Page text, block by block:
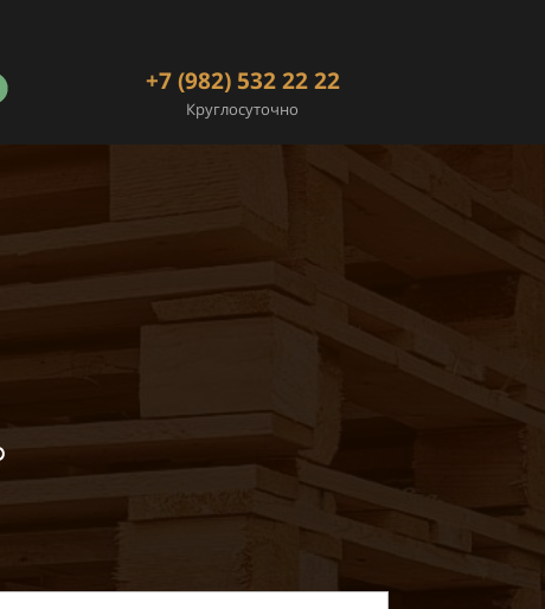
+7 (982) 532 22 22
Круглосуточно